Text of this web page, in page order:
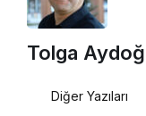
Tolga
Diğer Yazıları